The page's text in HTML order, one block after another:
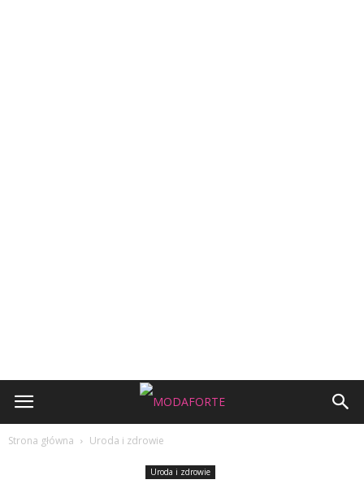
Strona główna Uroda i zdrowie
Uroda i zdrowie